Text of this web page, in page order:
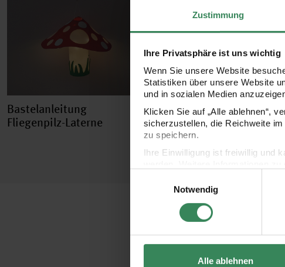
Zustimmung
Ihre Privatsphäre ist uns wichtig
Wenn Sie unsere Website
Statistiken über unsere Website
und in sozialen Medien
Klicken Sie auf „Alle ablehnen“,
sicherzustellen, die Reichweite
zu speichern.
Ihre Einwilligung ist freiwillig und
Impressum
Datenschutz
Notwendig
Alle ablehnen
Bastelanleitung
Fliegenpilz-Laterne